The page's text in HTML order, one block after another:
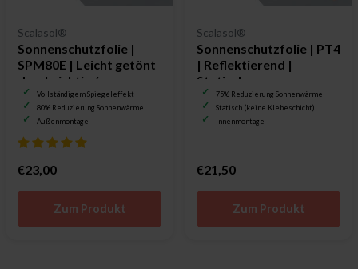
Scalasol®
Sonnenschutzfolie |
SPM80E | Leicht getönt
durchsichtig /
Spiegelfolie
Vollständigem Spiegeleffekt
80% Reduzierung Sonnenwärme
Außenmontage
€23,00
Zum Produkt
Scalasol®
Sonnenschutzfolie | PT4
| Reflektierend |
Statisch
75% Reduzierung Sonnenwärme
Statisch (keine Klebeschicht)
Innenmontage
€21,50
Zum Produkt